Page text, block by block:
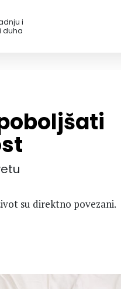
i
duha
su direktno povezani.